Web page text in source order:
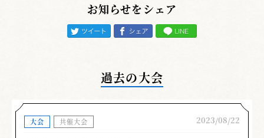
お知らせをシェア
過去の大会
大会 共催大会 2023/08/22